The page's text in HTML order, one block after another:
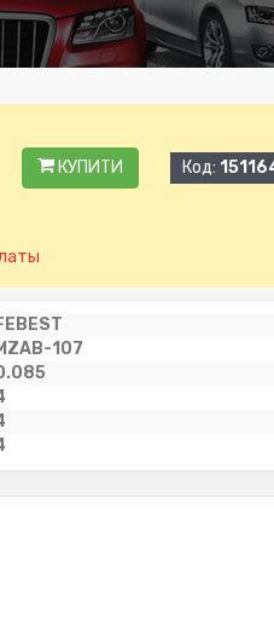
КУПИТИ Код:
107